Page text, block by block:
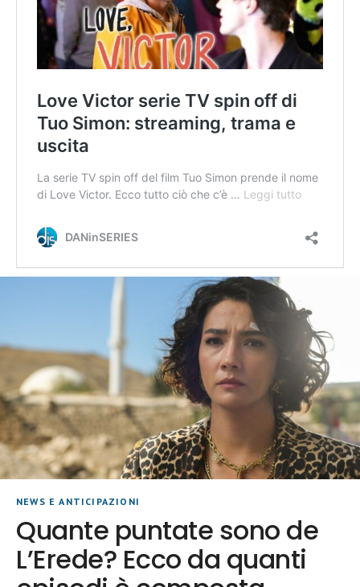
NEWS E ANTICIPAZIONI
Quante puntate sono de
L’Erede? Ecco da quanti